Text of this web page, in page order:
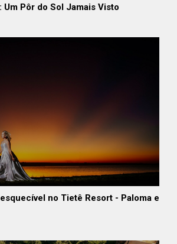
Pôr do Sol Jamais Visto
no Tietê Resort - Paloma e